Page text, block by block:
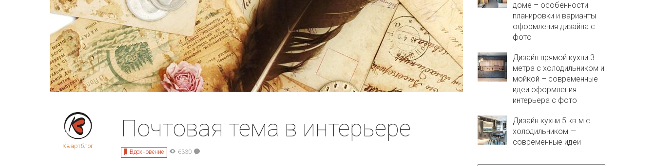
Квартблог
Почтовая тема в интерьере
Вдохновение 6330
доме – особенности
планировки и варианты
оформления дизайна с
фото
Дизайн прямой кухни 3
метра с холодильником и
мойкой – современные
идеи оформления
интерьера с фото
Дизайн кухни 5 кв.м с
холодильником —
современные идеи